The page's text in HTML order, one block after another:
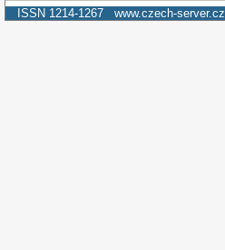
ISSN 1214-1267 www.czech-server.cz